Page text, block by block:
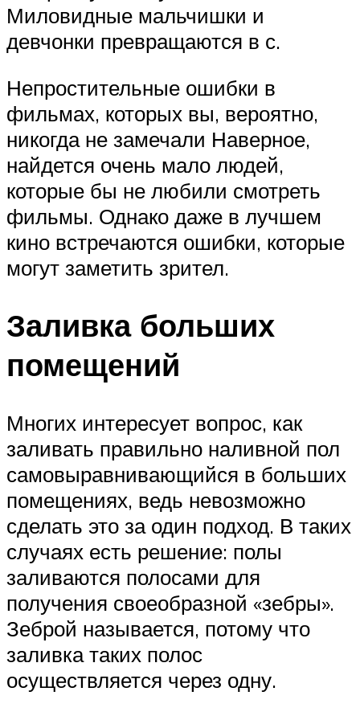
Миловидные мальчишки и
девчонки превращаются в с.
Непростительные ошибки в
фильмах, которых вы, вероятно,
никогда не замечали Наверное,
найдется очень мало людей,
которые бы не любили смотреть
фильмы. Однако даже в лучшем
кино встречаются ошибки, которые
могут заметить зрител.
Заливка больших
помещений
Многих интересует вопрос, как
заливать правильно наливной пол
самовыравнивающийся в больших
помещениях, ведь невозможно
сделать это за один подход. В таких
случаях есть решение: полы
заливаются полосами для
получения своеобразной «зебры».
Зеброй называется, потому что
заливка таких полос
осуществляется через одну.